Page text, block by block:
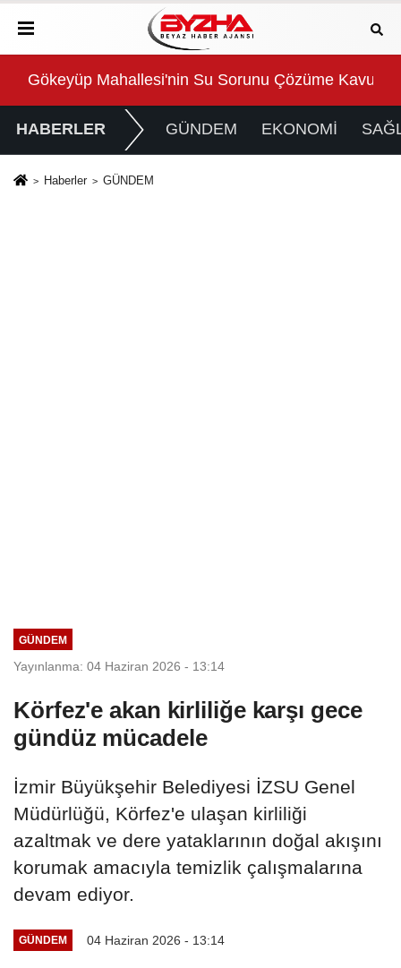
Gökeyüp Mahallesi'nin Su Sorunu Çözüme
HABERLER GÜNDEM EKONOMİ
Haberler GÜNDEM
GÜNDEM
Yayınlanma: 04 Haziran 2026 - 13:14
Körfez'e akan kirliliğe karşı gece
gündüz mücadele
İzmir Büyükşehir Belediyesi İZSU Genel
Müdürlüğü, Körfez'e ulaşan kirliliği
azaltmak ve dere yataklarının doğal akışını
korumak amacıyla temizlik çalışmalarına
devam ediyor.
GÜNDEM 04 Haziran 2026 - 13:14